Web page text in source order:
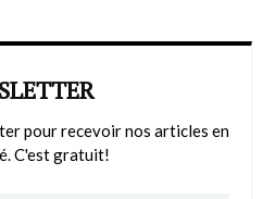
pour recevoir nos articles en
C'est gratuit!